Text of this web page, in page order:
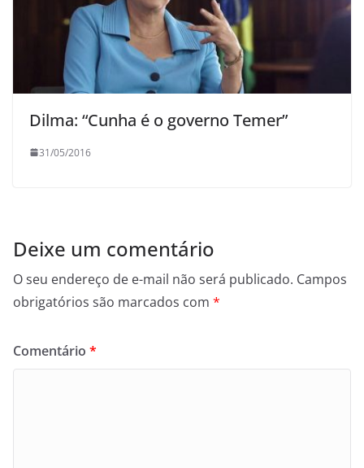
Dilma: “Cunha é o governo Temer”
31/05/2016
Deixe um comentário
O seu endereço de e-mail não será publicado. Campos
obrigatórios são marcados com *
Comentário *